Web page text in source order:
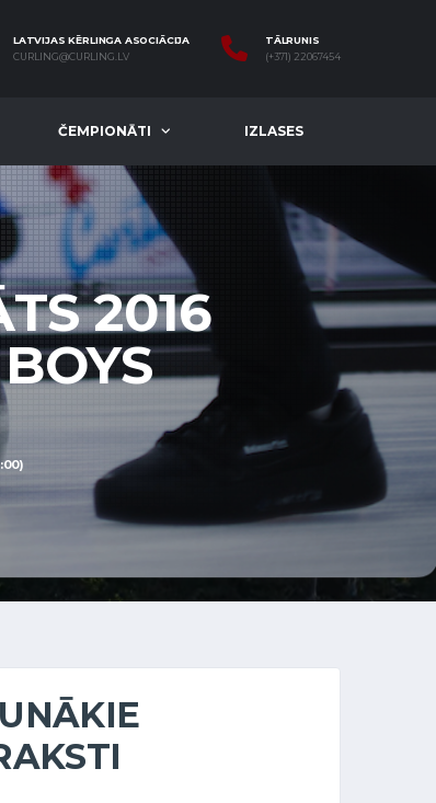
LATVIJAS KĒRLINGA ASOCIĀCIJA
CURLING@CURLING.LV
TĀLRUNIS
(+371) 22067454
ČEMPIONĀTI IZLASES
2016